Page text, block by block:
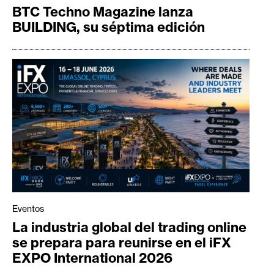
BTC Techno Magazine lanza
BUILDING, su séptima edición
Eventos
La industria global del trading online
se prepara para reunirse en el iFX
EXPO International 2026